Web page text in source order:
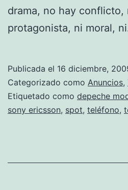
drama, no hay conflicto,
protagonista, ni moral,
Publicada el 16 diciembre,
Categorizado como Anuncios,
Etiquetado como depeche
sony ericsson, spot, teléfono,